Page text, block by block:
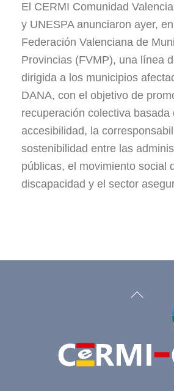
El CERMI Comunidad
y UNESPA anunciaron ayer,
Federación Valenciana de
Provincias (FVMP), una línea
dirigida a los municipios
DANA, con el objetivo de
recuperación colectiva basada
accesibilidad, la
sostenibilidad entre las
públicas, el movimiento social
discapacidad y el sector
Back